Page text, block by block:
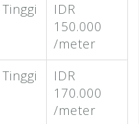
IDR
150.000
/meter
IDR
170.000
/meter